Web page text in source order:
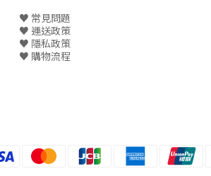
♥ 常見問題
♥ 運送政策
♥ 隱私政策
♥ 購物流程